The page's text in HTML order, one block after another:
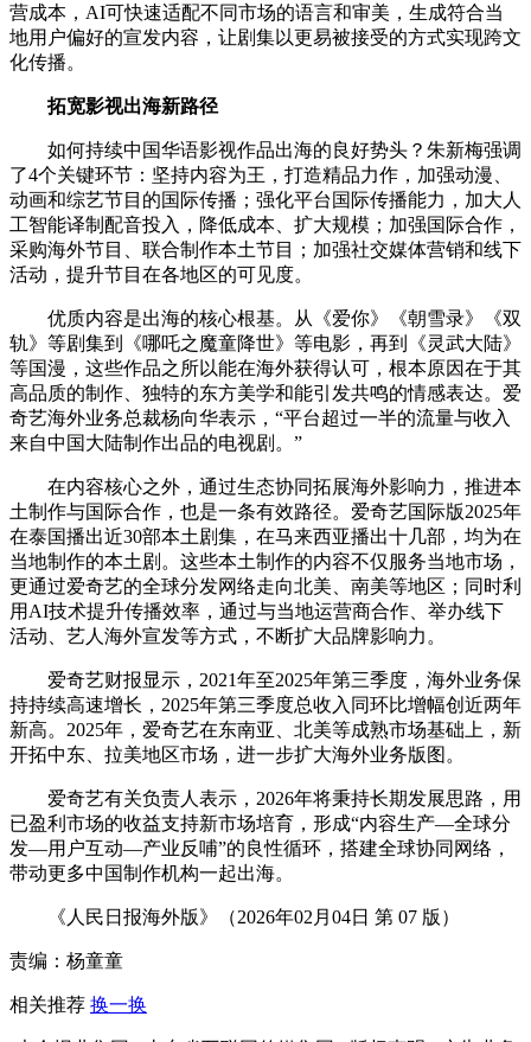
营成本，AI可快速适配不同市场的语言和审美，生成符合当
地用户偏好的宣发内容，让剧集以更易被接受的方式实现跨文
化传播。
拓宽影视出海新路径
如何持续中国华语影视作品出海的良好势头？朱新梅强调
了4个关键环节：坚持内容为王，打造精品力作，加强动漫、
动画和综艺节目的国际传播；强化平台国际传播能力，加大人
工智能译制配音投入，降低成本、扩大规模；加强国际合作，
采购海外节目、联合制作本土节目；加强社交媒体营销和线下
活动，提升节目在各地区的可见度。
优质内容是出海的核心根基。从《爱你》《朝雪录》《双
轨》等剧集到《哪吒之魔童降世》等电影，再到《灵武大陆》
等国漫，这些作品之所以能在海外获得认可，根本原因在于其
高品质的制作、独特的东方美学和能引发共鸣的情感表达。爱
奇艺海外业务总裁杨向华表示，“平台超过一半的流量与收入
来自中国大陆制作出品的电视剧。”
在内容核心之外，通过生态协同拓展海外影响力，推进本
土制作与国际合作，也是一条有效路径。爱奇艺国际版2025年
在泰国播出近30部本土剧集，在马来西亚播出十几部，均为在
当地制作的本土剧。这些本土制作的内容不仅服务当地市场，
更通过爱奇艺的全球分发网络走向北美、南美等地区；同时利
用AI技术提升传播效率，通过与当地运营商合作、举办线下
活动、艺人海外宣发等方式，不断扩大品牌影响力。
爱奇艺财报显示，2021年至2025年第三季度，海外业务保
持持续高速增长，2025年第三季度总收入同环比增幅创近两年
新高。2025年，爱奇艺在东南亚、北美等成熟市场基础上，新
开拓中东、拉美地区市场，进一步扩大海外业务版图。
爱奇艺有关负责人表示，2026年将秉持长期发展思路，用
已盈利市场的收益支持新市场培育，形成“内容生产—全球分
发—用户互动—产业反哺”的良性循环，搭建全球协同网络，
带动更多中国制作机构一起出海。
《人民日报海外版》（2026年02月04日 第 07 版）
责编：杨童童
相关推荐 换一换